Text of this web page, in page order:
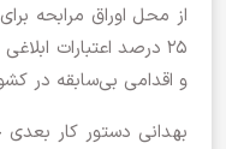
از محل اوراق مرابحه
و اقدامی بی‌سابقه در
بهدانی دستور کار